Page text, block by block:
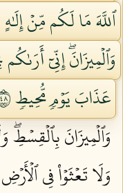
ٱللَّهَ مَا لَكُم مِّنۡ
وَٱلۡمِيزَانَۖ إِنِّيٓ
عَذَابَ يَوۡمٖ مُّحِيطٖ ٨٤
وَٱلۡمِيزَانَ
وَلَا تَعۡثَوۡاْ فِي